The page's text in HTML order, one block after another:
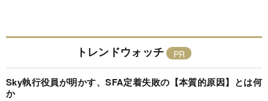
トレンドウォッチ
Sky執行役員が明かす、SFA定着失敗の【本質的原因】とは何
か